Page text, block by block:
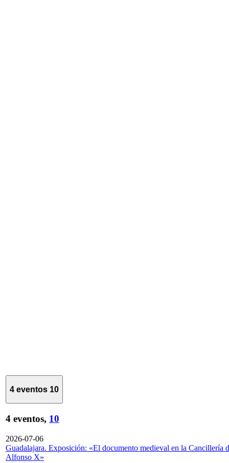
4 eventos 10
4 eventos, 10
2026-07-06
Guadalajara. Exposición: «El documento medieval en la Cancillería
Alfonso X»